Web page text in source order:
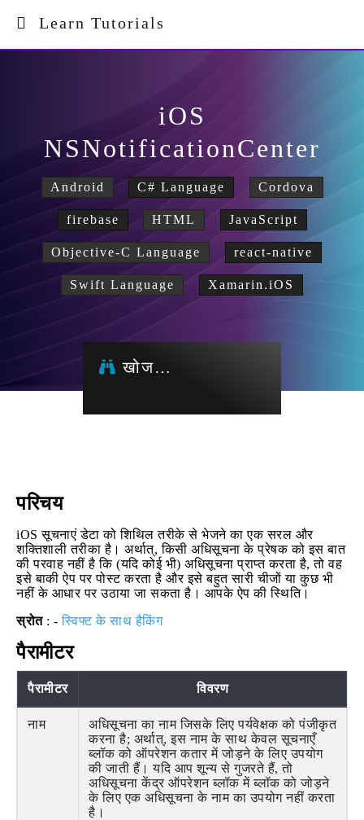
Learn Tutorials
iOS
NSNotificationCenter
Android C# Language Cordova
firebase HTML JavaScript
Objective-C Language react-native
Swift Language Xamarin.iOS
खोज…
परिचय
iOS सूचनाएं डेटा को शिथिल तरीके से भेजने का एक सरल और
शक्तिशाली तरीका है। अर्थात्, किसी अधिसूचना के प्रेषक को इस बात
की परवाह नहीं है कि (यदि कोई भी) अधिसूचना प्राप्त करता है, तो वह
इसे बाकी ऐप पर पोस्ट करता है और इसे बहुत सारी चीजों या कुछ भी
नहीं के आधार पर उठाया जा सकता है। आपके ऐप की स्थिति।
स्रोत: -स्विफ्ट के साथ हैकिंग
पैरामीटर
पैरामीटर विवरण
नाम
अधिसूचना का नाम जिसके लिए पर्यवेक्षक को पंजीकृत
करना है; अर्थात्, इस नाम के साथ केवल सूचनाएँ
ब्लॉक को ऑपरेशन कतार में जोड़ने के लिए उपयोग
की जाती हैं। यदि आप शून्य से गुजरते हैं, तो
अधिसूचना केंद्र ऑपरेशन ब्लॉक में ब्लॉक को जोड़ने
के लिए एक अधिसूचना के नाम का उपयोग नहीं करता
है।